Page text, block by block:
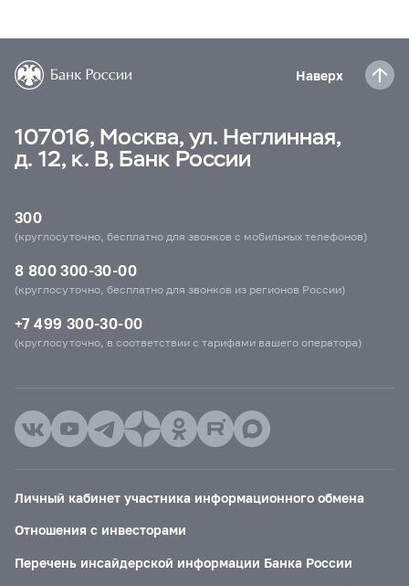
Наверх
107016, Москва, ул. Неглинная,
д. 12, к. В, Банк России
300
(круглосуточно, бесплатно для звонков с мобильных телефонов)
8 800 300-30-00
(круглосуточно, бесплатно для звонков из регионов России)
+7 499 300-30-00
(круглосуточно, в соответствии с тарифами вашего оператора)
Личный кабинет участника информационного обмена
Отношения с инвесторами
Перечень инсайдерской информации Банка России